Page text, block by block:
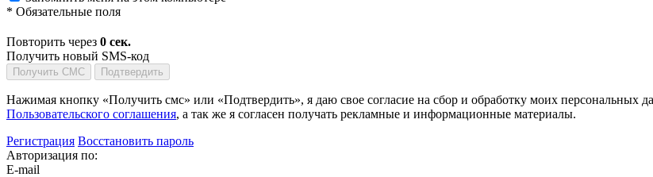
* Обязательные поля
Повторить через 0 сек.
Получить новый SMS-код
Получить СМС Подтвердить
Нажимая кнопку «Получить смс» или «Подтвердить», я даю свое согласие на сбор и обработку моих персональных
Пользовательского соглашения, а так же я согласен получать рекламные и информационные материалы.
Регистрация Восстановить пароль
Авторизация по:
E-mail